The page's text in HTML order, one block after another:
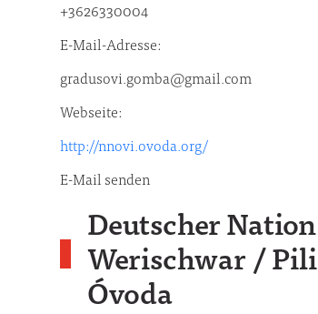
+3626330004
E-Mail-Adresse:
gradusovi.gomba@gmail.com
Webseite:
http://nnovi.ovoda.org/
E-Mail senden
Deutscher
Werischwar /
Óvoda